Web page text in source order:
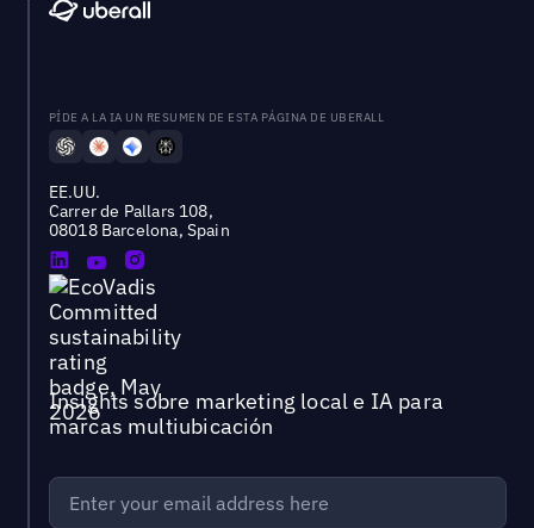
PÍDE A LA IA UN RESUMEN DE ESTA PÁGINA DE UBERALL
EE.UU.
Carrer de Pallars 108,
08018 Barcelona, Spain
Insights sobre marketing local e IA para
marcas multiubicación